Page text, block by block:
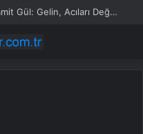
TBMM Genel Kurulu… Abdulhamit Gül: Gelin, Acıları Değil Sevinçleri Artıracak Bir Süreçte Hep Birlikte Taşın Altına Elimizi Koyalım